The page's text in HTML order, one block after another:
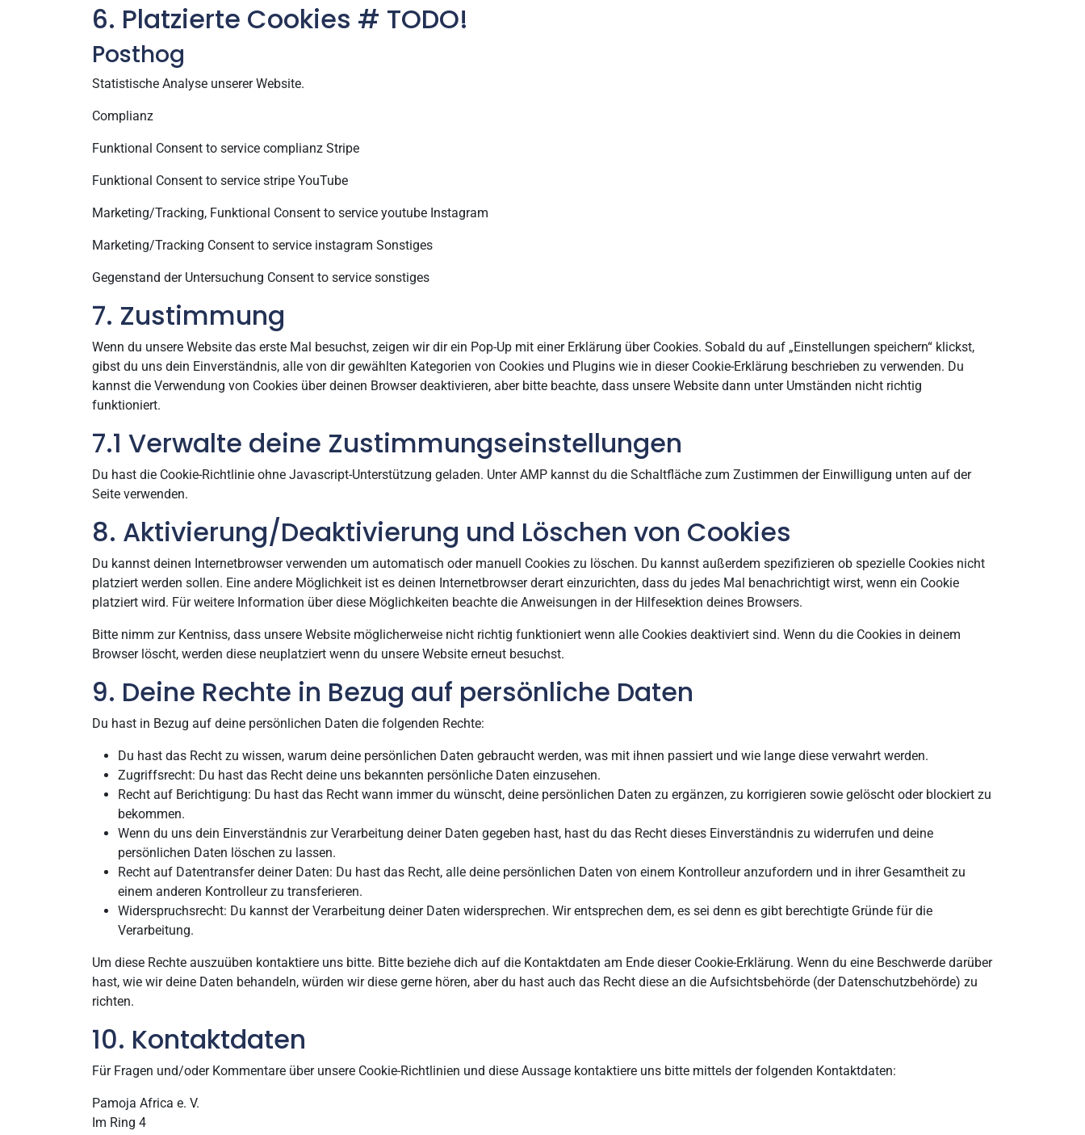
6. Platzierte Cookies # TODO!
Posthog
Statistische Analyse unserer Website.
Complianz
Funktional Consent to service complianz Stripe
Funktional Consent to service stripe YouTube
Marketing/Tracking, Funktional Consent to service youtube Instagram
Marketing/Tracking Consent to service instagram Sonstiges
Gegenstand der Untersuchung Consent to service sonstiges
7. Zustimmung
Wenn du unsere Website das erste Mal besuchst, zeigen wir dir ein Pop-Up mit einer Erklärung über Cookies. Sobald du auf „Einstellungen speichern“ klickst,
gibst du uns dein Einverständnis, alle von dir gewählten Kategorien von Cookies und Plugins wie in dieser Cookie-Erklärung beschrieben zu verwenden. Du
kannst die Verwendung von Cookies über deinen Browser deaktivieren, aber bitte beachte, dass unsere Website dann unter Umständen nicht richtig
funktioniert.
7.1 Verwalte deine Zustimmungseinstellungen
Du hast die Cookie-Richtlinie ohne Javascript-Unterstützung geladen. Unter AMP kannst du die Schaltfläche zum Zustimmen der Einwilligung unten auf der
Seite verwenden.
8. Aktivierung/Deaktivierung und Löschen von Cookies
Du kannst deinen Internetbrowser verwenden um automatisch oder manuell Cookies zu löschen. Du kannst außerdem spezifizieren ob spezielle Cookies nicht
platziert werden sollen. Eine andere Möglichkeit ist es deinen Internetbrowser derart einzurichten, dass du jedes Mal benachrichtigt wirst, wenn ein Cookie
platziert wird. Für weitere Information über diese Möglichkeiten beachte die Anweisungen in der Hilfesektion deines Browsers.
Bitte nimm zur Kentniss, dass unsere Website möglicherweise nicht richtig funktioniert wenn alle Cookies deaktiviert sind. Wenn du die Cookies in deinem
Browser löscht, werden diese neuplatziert wenn du unsere Website erneut besuchst.
9. Deine Rechte in Bezug auf persönliche Daten
Du hast in Bezug auf deine persönlichen Daten die folgenden Rechte:
Du hast das Recht zu wissen, warum deine persönlichen Daten gebraucht werden, was mit ihnen passiert und wie lange diese verwahrt werden.
Zugriffsrecht: Du hast das Recht deine uns bekannten persönliche Daten einzusehen.
Recht auf Berichtigung: Du hast das Recht wann immer du wünscht, deine persönlichen Daten zu ergänzen, zu korrigieren sowie gelöscht oder blockiert zu
bekommen.
Wenn du uns dein Einverständnis zur Verarbeitung deiner Daten gegeben hast, hast du das Recht dieses Einverständnis zu widerrufen und deine
persönlichen Daten löschen zu lassen.
Recht auf Datentransfer deiner Daten: Du hast das Recht, alle deine persönlichen Daten von einem Kontrolleur anzufordern und in ihrer Gesamtheit zu
einem anderen Kontrolleur zu transferieren.
Widerspruchsrecht: Du kannst der Verarbeitung deiner Daten widersprechen. Wir entsprechen dem, es sei denn es gibt berechtigte Gründe für die
Verarbeitung.
Um diese Rechte auszuüben kontaktiere uns bitte. Bitte beziehe dich auf die Kontaktdaten am Ende dieser Cookie-Erklärung. Wenn du eine Beschwerde darüber
hast, wie wir deine Daten behandeln, würden wir diese gerne hören, aber du hast auch das Recht diese an die Aufsichtsbehörde (der Datenschutzbehörde) zu
richten.
10. Kontaktdaten
Für Fragen und/oder Kommentare über unsere Cookie-Richtlinien und diese Aussage kontaktiere uns bitte mittels der folgenden Kontaktdaten:
Pamoja Africa e. V.
Im Ring 4